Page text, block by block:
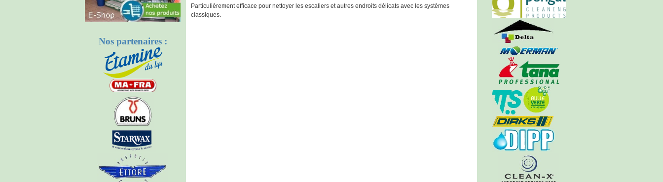
Nos partenaires :
Particulièrement efficace pour nettoyer les escaliers et autres endroits délicats avec les systèmes
classiques.